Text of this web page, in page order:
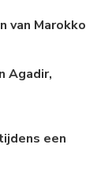
van Marokko
Agadir,
een